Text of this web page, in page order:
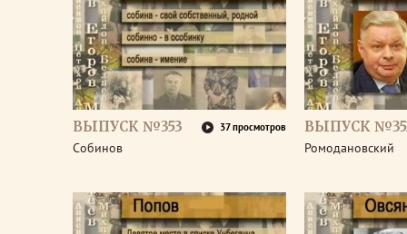
ВЫПУСК №353 37 просмотров
Собинов
ВЫПУСК
Ромодановский